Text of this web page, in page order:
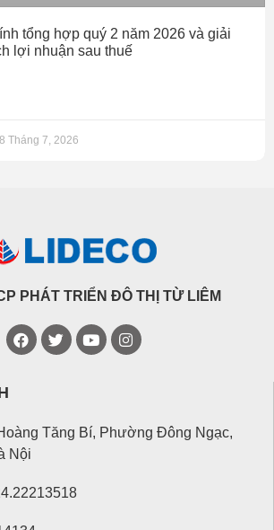
tổng hợp quý 2 năm 2026 và giải
lợi nhuận sau thuế
Tháng 7, 2026
PHÁT TRIỂN ĐÔ THỊ TỪ LIÊM
Tăng Bí, Phường Đông Ngạc,
Nội